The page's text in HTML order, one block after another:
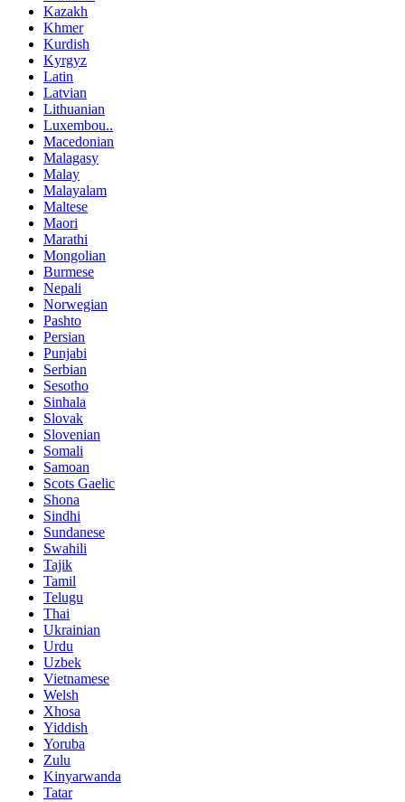
Kazakh
Khmer
Kurdish
Kyrgyz
Latin
Latvian
Lithuanian
Luxembou..
Macedonian
Malagasy
Malay
Malayalam
Maltese
Maori
Marathi
Mongolian
Burmese
Nepali
Norwegian
Pashto
Persian
Punjabi
Serbian
Sesotho
Sinhala
Slovak
Slovenian
Somali
Samoan
Scots Gaelic
Shona
Sindhi
Sundanese
Swahili
Tajik
Tamil
Telugu
Thai
Ukrainian
Urdu
Uzbek
Vietnamese
Welsh
Xhosa
Yiddish
Yoruba
Zulu
Kinyarwanda
Tatar